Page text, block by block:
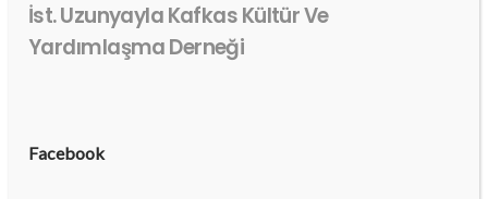
İst. Uzunyayla Kafkas Kültür Ve
Yardımlaşma Derneği
Facebook